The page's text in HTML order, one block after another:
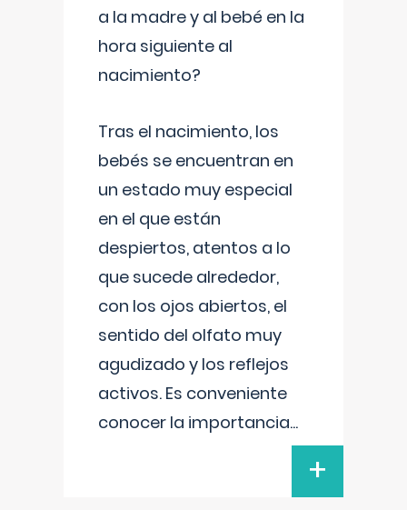
a la madre y al bebé en la
hora siguiente al
nacimiento?
Tras el nacimiento, los
bebés se encuentran en
un estado muy especial
en el que están
despiertos, atentos a lo
que sucede alrededor,
con los ojos abiertos, el
sentido del olfato muy
agudizado y los reflejos
activos. Es conveniente
conocer la importancia...
+